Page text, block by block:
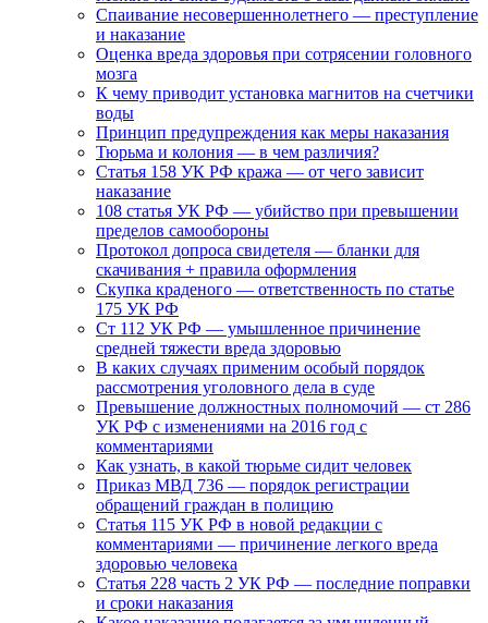
Спаивание несовершеннолетнего — преступление
и наказание
Оценка вреда здоровья при сотрясении головного
мозга
К чему приводит установка магнитов на счетчики
воды
Принцип предупреждения как меры наказания
Тюрьма и колония — в чем различия?
Статья 158 УК РФ кража — от чего зависит
наказание
108 статья УК РФ — убийство при превышении
пределов самообороны
Протокол допроса свидетеля — бланки для
скачивания + правила оформления
Скупка краденого — ответственность по статье
175 УК РФ
Ст 112 УК РФ — умышленное причинение
средней тяжести вреда здоровью
В каких случаях применим особый порядок
рассмотрения уголовного дела в суде
Превышение должностных полномочий — ст 286
УК РФ с изменениями на 2016 год с
комментариями
Как узнать, в какой тюрьме сидит человек
Приказ МВД 736 — порядок регистрации
обращений граждан в полицию
Статья 115 УК РФ в новой редакции с
комментариями — причинение легкого вреда
здоровью человека
Статья 228 часть 2 УК РФ — последние поправки
и сроки наказания